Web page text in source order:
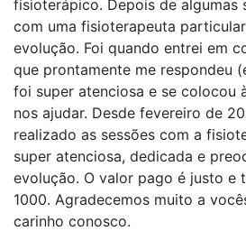
fisioterápico. Depois de algumas
com uma fisioterapeuta
evolução. Foi quando entrei em
que prontamente me respondeu
foi super atenciosa e se colocou
nos ajudar. Desde fevereiro de
realizado as sessões com a
super atenciosa, dedicada e
evolução. O valor pago é justo e
1000. Agradecemos muito a
carinho conosco.